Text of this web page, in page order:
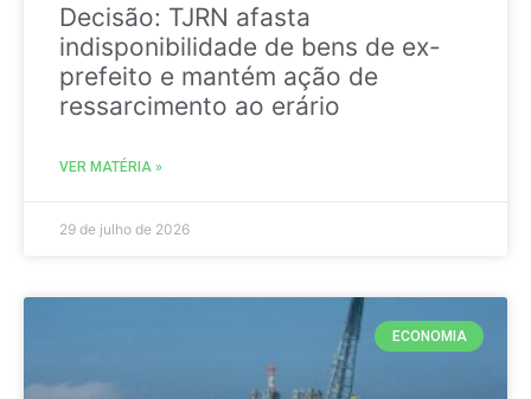
Decisão: TJRN afasta
indisponibilidade de bens de ex-
prefeito e mantém ação de
ressarcimento ao erário
VER MATÉRIA »
29 de julho de 2026
ECONOMIA